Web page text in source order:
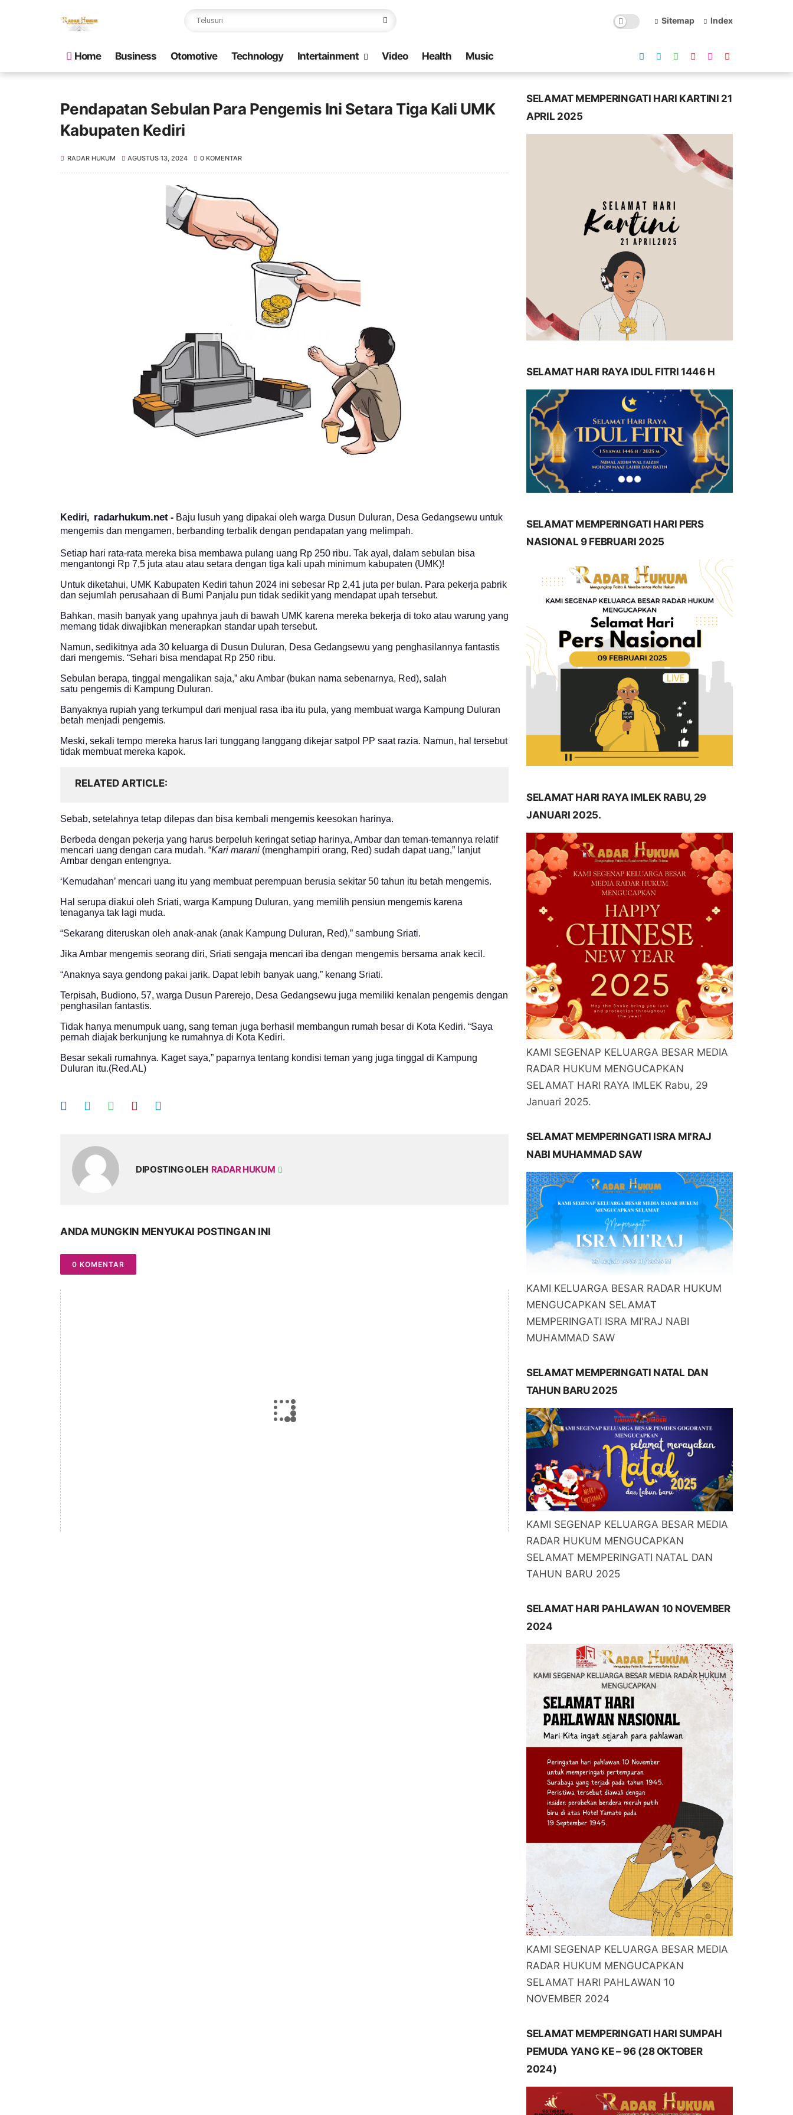
Sitemap Index
Home Business Otomotive Technology Intertainment Video Health Music
Pendapatan Sebulan Para Pengemis Ini Setara Tiga Kali UMK
Kabupaten Kediri
RADAR HUKUM AGUSTUS 13, 2024 0 KOMENTAR
Kediri, radarhukum.net - Baju lusuh yang dipakai oleh warga Dusun Duluran, Desa Gedangsewu untuk
mengemis dan mengamen, berbanding terbalik dengan pendapatan yang melimpah.
Setiap hari rata-rata mereka bisa membawa pulang uang Rp 250 ribu. Tak ayal, dalam sebulan bisa
mengantongi Rp 7,5 juta atau atau setara dengan tiga kali upah minimum kabupaten (UMK)!
Untuk diketahui, UMK Kabupaten Kediri tahun 2024 ini sebesar Rp 2,41 juta per bulan. Para pekerja pabrik
dan sejumlah perusahaan di Bumi Panjalu pun tidak sedikit yang mendapat upah tersebut.
Bahkan, masih banyak yang upahnya jauh di bawah UMK karena mereka bekerja di toko atau warung yang
memang tidak diwajibkan menerapkan standar upah tersebut.
Namun, sedikitnya ada 30 keluarga di Dusun Duluran, Desa Gedangsewu yang penghasilannya fantastis
dari mengemis. “Sehari bisa mendapat Rp 250 ribu.
Sebulan berapa, tinggal mengalikan saja,” aku Ambar (bukan nama sebenarnya, Red), salah
satu pengemis di Kampung Duluran.
Banyaknya rupiah yang terkumpul dari menjual rasa iba itu pula, yang membuat warga Kampung Duluran
betah menjadi pengemis.
Meski, sekali tempo mereka harus lari tunggang langgang dikejar satpol PP saat razia. Namun, hal tersebut
tidak membuat mereka kapok.
RELATED ARTICLE
Sebab, setelahnya tetap dilepas dan bisa kembali mengemis keesokan harinya.
Berbeda dengan pekerja yang harus berpeluh keringat setiap harinya, Ambar dan teman-temannya relatif
mencari uang dengan cara mudah. “Kari marani (menghampiri orang, Red) sudah dapat uang,” lanjut
Ambar dengan entengnya.
‘Kemudahan’ mencari uang itu yang membuat perempuan berusia sekitar 50 tahun itu betah mengemis.
Hal serupa diakui oleh Sriati, warga Kampung Duluran, yang memilih pensiun mengemis karena
tenaganya tak lagi muda.
“Sekarang diteruskan oleh anak-anak (anak Kampung Duluran, Red),” sambung Sriati.
Jika Ambar mengemis seorang diri, Sriati sengaja mencari iba dengan mengemis bersama anak kecil.
“Anaknya saya gendong pakai jarik. Dapat lebih banyak uang,” kenang Sriati.
Terpisah, Budiono, 57, warga Dusun Parerejo, Desa Gedangsewu juga memiliki kenalan pengemis dengan
penghasilan fantastis.
Tidak hanya menumpuk uang, sang teman juga berhasil membangun rumah besar di Kota Kediri. “Saya
pernah diajak berkunjung ke rumahnya di Kota Kediri.
Besar sekali rumahnya. Kaget saya,” paparnya tentang kondisi teman yang juga tinggal di Kampung
Duluran itu.(Red.AL)
DIPOSTING OLEH RADAR HUKUM
ANDA MUNGKIN MENYUKAI POSTINGAN INI
0 KOMENTAR
SELAMAT MEMPERINGATI HARI KARTINI 21
APRIL 2025
SELAMAT HARI RAYA IDUL FITRI 1446 H
SELAMAT MEMPERINGATI HARI PERS
NASIONAL 9 FEBRUARI 2025
SELAMAT HARI RAYA IMLEK RABU, 29
JANUARI 2025.
KAMI SEGENAP KELUARGA BESAR MEDIA
RADAR HUKUM MENGUCAPKAN
SELAMAT HARI RAYA IMLEK Rabu, 29
Januari 2025.
SELAMAT MEMPERINGATI ISRA MI'RAJ
NABI MUHAMMAD SAW
KAMI KELUARGA BESAR RADAR HUKUM
MENGUCAPKAN SELAMAT
MEMPERINGATI ISRA MI'RAJ NABI
MUHAMMAD SAW
SELAMAT MEMPERINGATI NATAL DAN
TAHUN BARU 2025
KAMI SEGENAP KELUARGA BESAR MEDIA
RADAR HUKUM MENGUCAPKAN
SELAMAT MEMPERINGATI NATAL DAN
TAHUN BARU 2025
SELAMAT HARI PAHLAWAN 10 NOVEMBER
2024
KAMI SEGENAP KELUARGA BESAR MEDIA
RADAR HUKUM MENGUCAPKAN
SELAMAT HARI PAHLAWAN 10
NOVEMBER 2024
SELAMAT MEMPERINGATI HARI SUMPAH
PEMUDA YANG KE – 96 (28 OKTOBER
2024)